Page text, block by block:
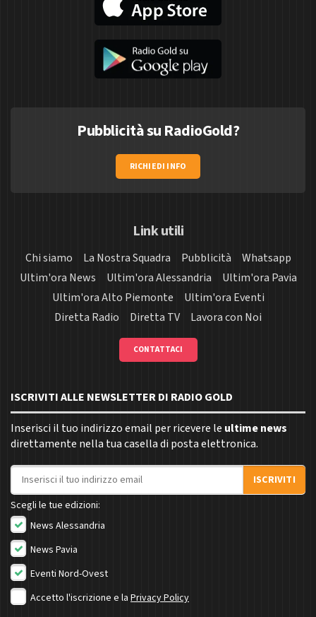
Pubblicità su RadioGold?
RICHIEDI INFO
Link utili
Chi siamo La Nostra Squadra Pubblicità
Whatsapp
Ultim'ora News
Ultim'ora Alessandria
Ultim'ora Pavia
Ultim'ora Alto Piemonte
Ultim'ora Eventi
Diretta Radio
Diretta TV Lavora con Noi
CONTATTACI
ISCRIVITI ALLE NEWSLETTER DI RADIO GOLD
Inserisci il tuo indirizzo email per ricevere le ultime news
direttamente nella tua casella di posta elettronica.
Indirizzo email
ISCRIVITI
Scegli le tue edizioni:
News Alessandria
News Pavia
Eventi Nord-Ovest
Accetto l'iscrizione e la Privacy Policy